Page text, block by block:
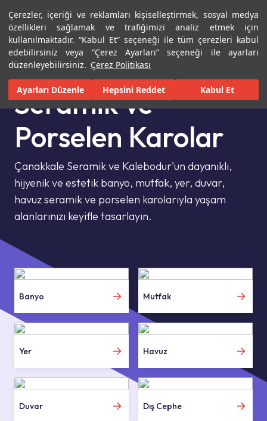
Çerezler, içeriği ve reklamları kişiselleştirmek, sosyal medya
özellikleri sağlamak ve trafiğimizi analiz etmek için
kullanılmaktadır. “Kabul Et” seçeneği ile tüm çerezleri kabul
edebilirsiniz veya “Çerez Ayarları” seçeneği ile ayarları
düzenleyebilirsiniz. Çerez Politikası
Ayarları Düzenle Hepsini Reddet Kabul Et
Menü Menü
Ana Sayfa Karolar
Seramik ve
Porselen Karolar
Çanakkale Seramik ve Kalebodur'un dayanıklı,
hijyenik ve estetik banyo, mutfak, yer, duvar,
havuz seramik ve porselen karolarıyla yaşam
alanlarınızı keyifle tasarlayın.
Banyo Mutfak
Yer Havuz
Duvar Dış Cephe